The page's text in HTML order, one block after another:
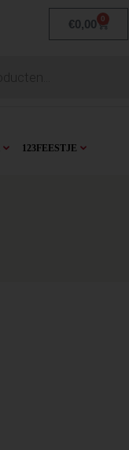
€0,00 0
123FEESTJE